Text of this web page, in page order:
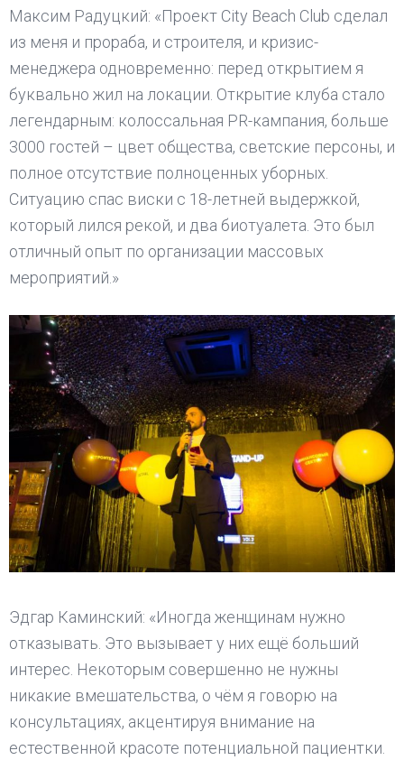
Максим Радуцкий: «Проект City Beach Club сделал
из меня и прораба, и строителя, и кризис-
менеджера одновременно: перед открытием я
буквально жил на локации. Открытие клуба стало
легендарным: колоссальная PR-кампания, больше
3000 гостей – цвет общества, светские персоны, и
полное отсутствие полноценных уборных.
Ситуацию спас виски с 18-летней выдержкой,
который лился рекой, и два биотуалета. Это был
отличный опыт по организации массовых
мероприятий.»
Эдгар Каминский: «Иногда женщинам нужно
отказывать. Это вызывает у них ещё больший
интерес. Некоторым совершенно не нужны
никакие вмешательства, о чём я говорю на
консультациях, акцентируя внимание на
естественной красоте потенциальной пациентки.